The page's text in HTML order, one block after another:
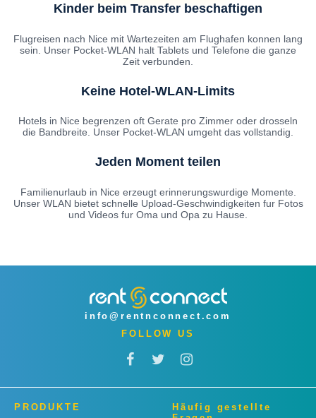
Kinder beim Transfer beschaftigen
Flugreisen nach Nice mit Wartezeiten am Flughafen konnen lang
sein. Unser Pocket-WLAN halt Tablets und Telefone die ganze
Zeit verbunden.
Keine Hotel-WLAN-Limits
Hotels in Nice begrenzen oft Gerate pro Zimmer oder drosseln
die Bandbreite. Unser Pocket-WLAN umgeht das vollstandig.
Jeden Moment teilen
Familienurlaub in Nice erzeugt erinnerungswurdige Momente.
Unser WLAN bietet schnelle Upload-Geschwindigkeiten fur Fotos
und Videos fur Oma und Opa zu Hause.
info@rentnconnect.com
FOLLOW US
PRODUKTE
Häufig gestellte